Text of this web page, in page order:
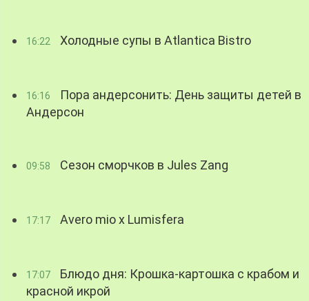
16:22 Холодные супы в Atlantica Bistro
16:16
Пора андерсонить: День защиты детей в
Андерсон
09:58 Сезон сморчков в Jules Zang
17:17 Avero mio x Lumisfera
17:07
Блюдо дня: Крошка-картошка с крабом и
красной икрой